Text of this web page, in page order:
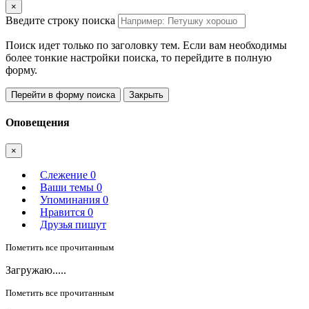
×
Введите строку поиска
Поиск идет только по заголовку тем. Если вам необходимы
более тонкие настройки поиска, то перейдите в полную
форму.
Перейти в форму поиска Закрыть
Оповещения
×
Слежение 0
Ваши темы 0
Упоминания 0
Нравится 0
Друзья пишут
Пометить все прочитанным
Загружаю.....
Пометить все прочитанным